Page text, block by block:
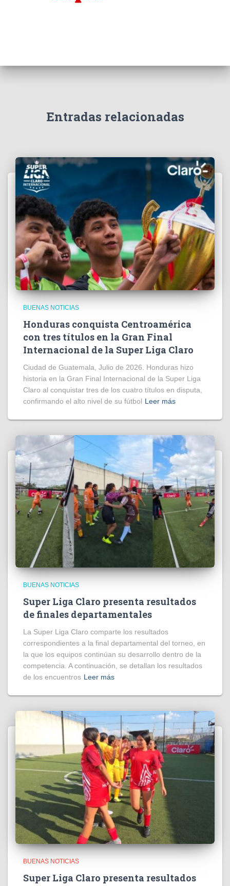
Entradas relacionadas
BUENAS NOTICIAS
Honduras conquista Centroamérica
con tres títulos en la Gran Final
Internacional de la Super Liga Claro
Ciudad de Guatemala, Julio de 2026. Honduras hizo
historia en la Gran Final Internacional de la Super Liga
Claro al conquistar tres de los cuatro títulos en disputa,
confirmando el alto nivel de su fútbol Leer más
BUENAS NOTICIAS
Super Liga Claro presenta resultados
de finales departamentales
La Super Liga Claro comparte los resultados
correspondientes a la final departamental del torneo, en
la que los equipos continúan su desarrollo dentro de la
competencia. A continuación, se detallan los resultados
de los encuentros Leer más
BUENAS NOTICIAS
Super Liga Claro presenta resultados